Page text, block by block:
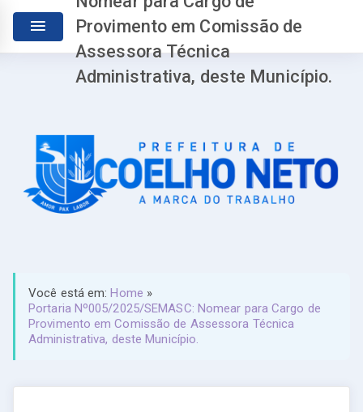
Provimento em Comissão de
Assessora Técnica
Administrativa, deste Município.
Você está em:Home »
Portaria Nº005/2025/SEMASC: Nomear para Cargo de
Provimento em Comissão de Assessora Técnica
Administrativa, deste Município.